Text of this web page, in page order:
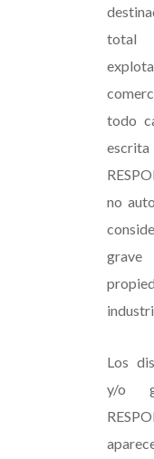
total
todo
no
grave
Los
y/o